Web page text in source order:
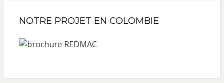
NOTRE PROJET EN COLOMBIE